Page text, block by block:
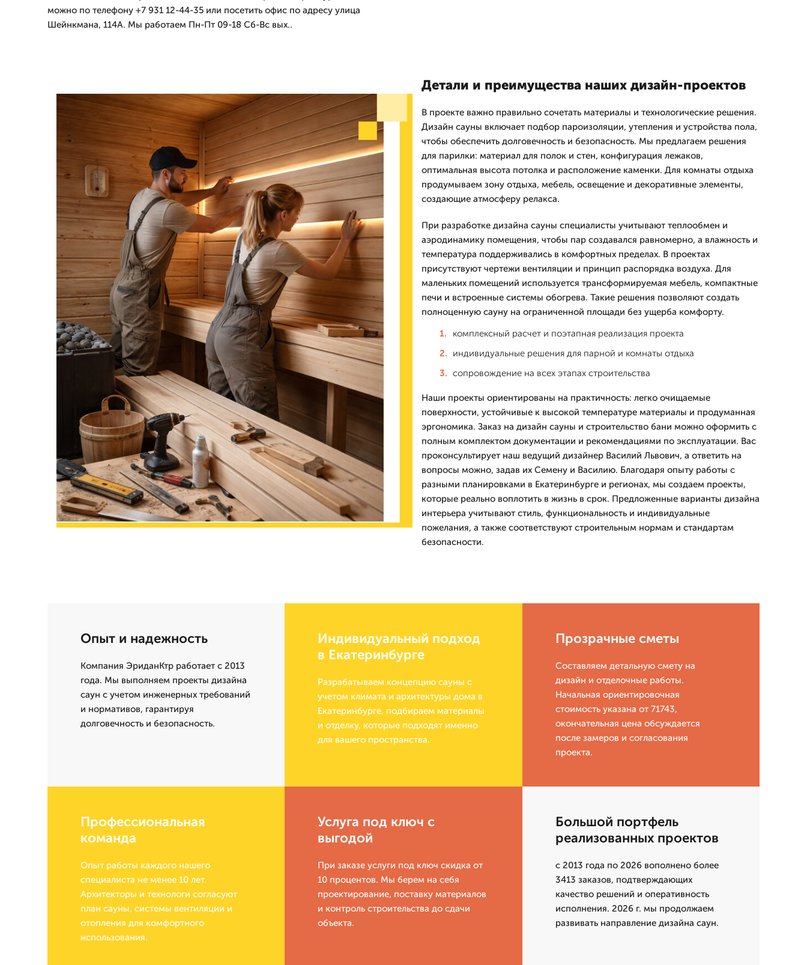
можно по телефону +7 931 12-44-35 или посетить офис по адресу улица
Шейнкмана, 114А. Мы работаем Пн-Пт 09-18 Сб-Вс вых..
Детали и преимущества наших дизайн-проектов
В проекте важно правильно сочетать материалы и технологические решения.
Дизайн сауны включает подбор пароизоляции, утепления и устройства пола,
чтобы обеспечить долговечность и безопасность. Мы предлагаем решения
для парилки: материал для полок и стен, конфигурация лежаков,
оптимальная высота потолка и расположение каменки. Для комнаты отдыха
продумываем зону отдыха, мебель, освещение и декоративные элементы,
создающие атмосферу релакса.
При разработке дизайна сауны специалисты учитывают теплообмен и
аэродинамику помещения, чтобы пар создавался равномерно, а влажность и
температура поддерживались в комфортных пределах. В проектах
присутствуют чертежи вентиляции и принцип распорядка воздуха. Для
маленьких помещений используется трансформируемая мебель, компактные
печи и встроенные системы обогрева. Такие решения позволяют создать
полноценную сауну на ограниченной площади без ущерба комфорту.
комплексный расчет и поэтапная реализация проекта
индивидуальные решения для парной и комнаты отдыха
сопровождение на всех этапах строительства
Наши проекты ориентированы на практичность: легко очищаемые
поверхности, устойчивые к высокой температуре материалы и продуманная
эргономика. Заказ на дизайн сауны и строительство бани можно оформить с
полным комплектом документации и рекомендациями по эксплуатации. Вас
проконсультирует наш ведущий дизайнер Василий Львович, а ответить на
вопросы можно, задав их Семену и Василию. Благодаря опыту работы с
разными планировками в Екатеринбурге и регионах, мы создаем проекты,
которые реально воплотить в жизнь в срок. Предложенные варианты дизайна
интерьера учитывают стиль, функциональность и индивидуальные
пожелания, а также соответствуют строительным нормам и стандартам
безопасности.
Опыт и надежность
Компания ЭриданКтр работает с 2013
года. Мы выполняем проекты дизайна
саун с учетом инженерных требований
и нормативов, гарантируя
долговечность и безопасность.
Индивидуальный подход
в Екатеринбурге
Разрабатываем концепцию сауны с
учетом климата и архитектуры дома в
Екатеринбурге, подбираем материалы
и отделку, которые подходят именно
для вашего пространства.
Прозрачные сметы
Составляем детальную смету на
дизайн и отделочные работы.
Начальная ориентировочная
стоимость указана от 71743,
окончательная цена обсуждается
после замеров и согласования
проекта.
Профессиональная
команда
Опыт работы каждого нашего
специалиста не менее 10 лет.
Архитекторы и технологи согласуют
план сауны, системы вентиляции и
отопления для комфортного
использования.
Услуга под ключ с
выгодой
При заказе услуги под ключ скидка от
10 процентов. Мы берем на себя
проектирование, поставку материалов
и контроль строительства до сдачи
объекта.
Большой портфель
реализованных проектов
с 2013 года по 2026 вополнено более
3413 заказов, подтверждающих
качество решений и оперативность
исполнения. 2026 г. мы продолжаем
развивать направление дизайна саун.